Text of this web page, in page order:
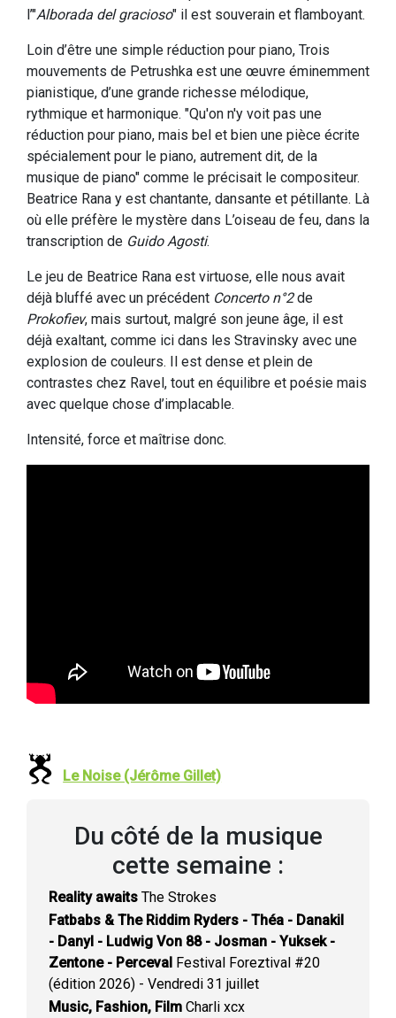
l’"Alborada del gracioso" il est souverain et flamboyant.
Loin d’être une simple réduction pour piano, Trois
mouvements de Petrushka est une œuvre éminemment
pianistique, d’une grande richesse mélodique,
rythmique et harmonique. "Qu'on n'y voit pas une
réduction pour piano, mais bel et bien une pièce écrite
spécialement pour le piano, autrement dit, de la
musique de piano" comme le précisait le compositeur.
Beatrice Rana y est chantante, dansante et pétillante. Là
où elle préfère le mystère dans L’oiseau de feu, dans la
transcription de Guido Agosti.
Le jeu de Beatrice Rana est virtuose, elle nous avait
déjà bluffé avec un précédent Concerto n°2de
Prokofiev, mais surtout, malgré son jeune âge, il est
déjà exaltant, comme ici dans les Stravinsky avec une
explosion de couleurs. Il est dense et plein de
contrastes chez Ravel, tout en équilibre et poésie mais
avec quelque chose d’implacable.
Intensité, force et maîtrise donc.
Le Noise (Jérôme Gillet)
Du côté de la musique
cette semaine :
Reality awaits The Strokes
Fatbabs & The Riddim Ryders - Théa - Danakil
- Danyl - Ludwig Von 88 - Josman - Yuksek -
Zentone - Perceval Festival Foreztival #20
(édition 2026) - Vendredi 31 juillet
Music, Fashion, Film Charli xcx